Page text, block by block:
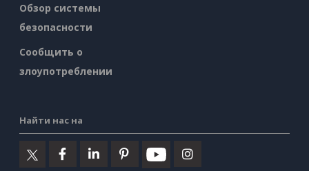
Обзор системы
безопасности
Сообщить о
злоупотреблении
Найти нас на